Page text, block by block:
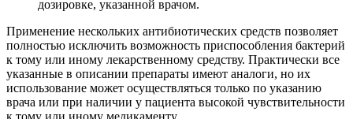
дозировке, указанной врачом.
Применение нескольких антибиотических средств позволяет
полностью исключить возможность приспособления бактерий
к тому или иному лекарственному средству. Практически все
указанные в описании препараты имеют аналоги, но их
использование может осуществляться только по указанию
врача или при наличии у пациента высокой чувствительности